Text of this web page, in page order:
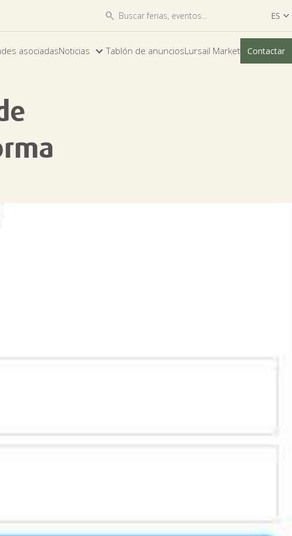
 ES 
ES
EU
asociadasNoticias Tablón de anunciosLursail Market Contactar